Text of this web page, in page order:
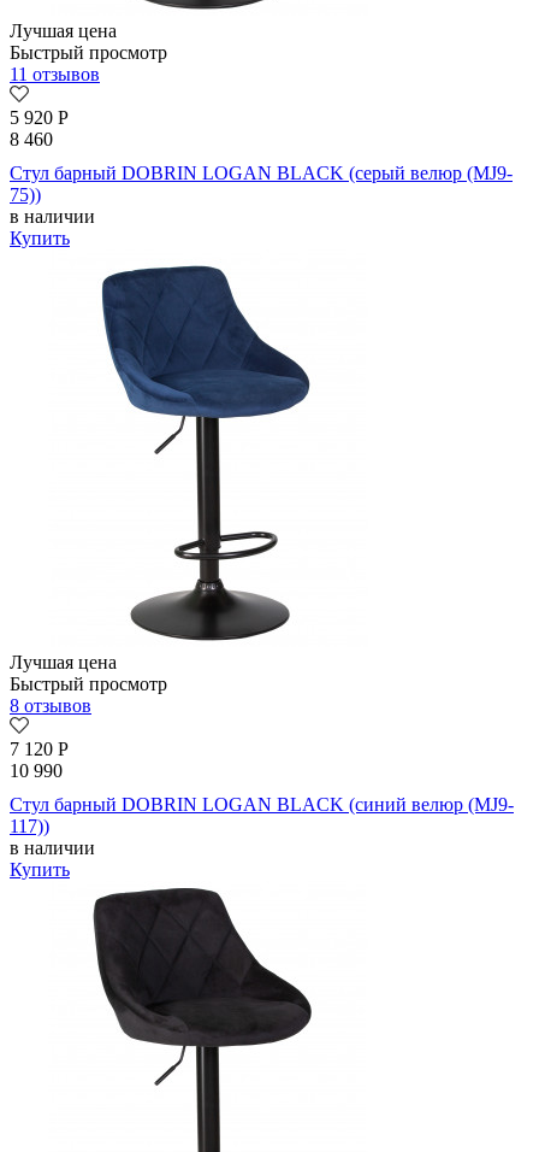
Лучшая цена
Быстрый просмотр
11 отзывов
5 920 Р
8 460
Стул барный DOBRIN LOGAN BLACK (серый велюр (MJ9-
75))
в наличии
Купить
Лучшая цена
Быстрый просмотр
8 отзывов
7 120 Р
10 990
Стул барный DOBRIN LOGAN BLACK (синий велюр (MJ9-
117))
в наличии
Купить